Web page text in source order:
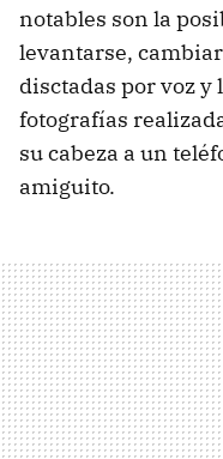
notables son la
levantarse,
disctadas por voz
fotografías
su cabeza a un
amiguito.